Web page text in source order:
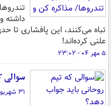
داشته
تباه می‌کنند، این پافشاری تا
علنی کرده‌اند!
۵ مهر ۰۴ - ۲۳:۰۲
سوالی
۳۱ شهریور ۰۴ - ۱۲:۲۲